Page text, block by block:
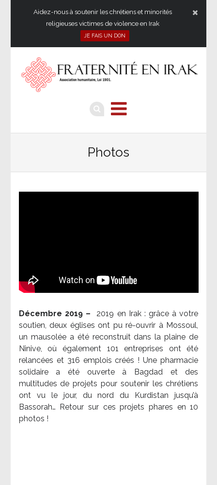
Aidez-nous à soutenir les chrétiens et minorités
religieuses victimes de violence en Irak
JE FAIS UN DON
Photos
Décembre 2019 – 2019 en Irak : grâce à votre
soutien, deux églises ont pu ré-ouvrir à Mossoul,
un mausolée a été reconstruit dans la plaine de
Ninive, où également 101 entreprises ont été
relancées et 316 emplois créés ! Une pharmacie
solidaire a été ouverte à Bagdad et des
multitudes de projets pour soutenir les chrétiens
ont vu le jour, du nord du Kurdistan jusqu’à
Bassorah… Retour sur ces projets phares en 10
photos !